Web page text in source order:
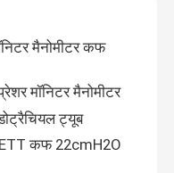
मैनोमीटर कफ
मॉनिटर मैनोमीटर
ट्यूब
ETT कफ 22cmH2O